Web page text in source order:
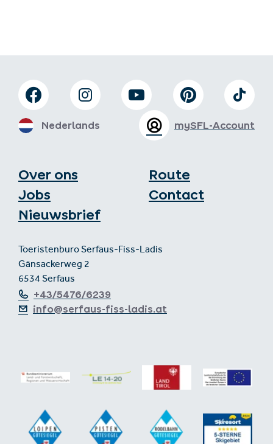
Over ons
Jobs
Nieuwsbrief
Route
Contact
Toeristenburo Serfaus-Fiss-Ladis
Gänsackerweg 2
6534 Serfaus
+43/5476/6239
info@serfaus-fiss-ladis.at
mySFL-Account
Nederlands